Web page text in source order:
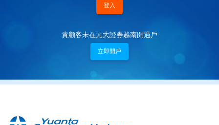
登入
貴顧客未在元大證券越南開過戶
立即開戶